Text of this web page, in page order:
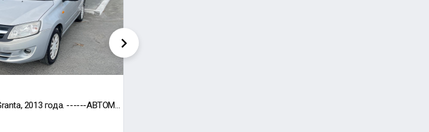
Продается LADA Granta, 2013 года. ------АВТОМАТ------ В отличном техническом состоянии.